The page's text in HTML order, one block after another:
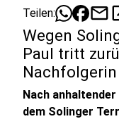
Teilen: mail
Wegen
Paul tritt
Nachfolgerin
Nach
dem Solinger